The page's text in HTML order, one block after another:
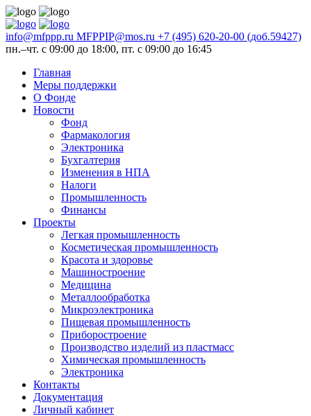
info@mfppp.ru MFPPIP@mos.ru +7 (495) 620-20-00 (доб.59427)
пн.–чт. с 09:00 до 18:00, пт. с 09:00 до 16:45
Главная
Меры поддержки
О Фонде
Новости
Фонд
Фармакология
Электроника
Бухгалтерия
Изменения в НПА
Налоги
Промышленность
Финансы
Проекты
Легкая промышленность
Косметическая промышленность
Красота и здоровье
Машиностроение
Медицина
Металлообработка
Микроэлектроника
Пищевая промышленность
Приборостроение
Производство изделий из пластмасс
Химическая промышленность
Электроника
Контакты
Документация
Личный кабинет